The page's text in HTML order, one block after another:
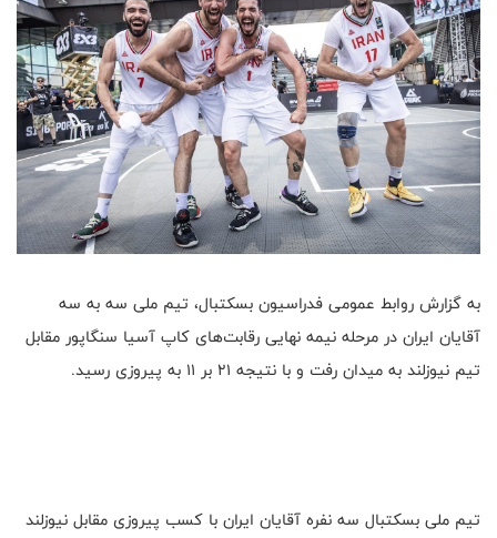
به گزارش روابط عمومی فدراسیون بسکتبال، تیم ملی سه به سه
آقایان ایران در مرحله نیمه نهایی رقابت‌های کاپ آسیا سنگاپور مقابل
تیم نیوزلند به میدان رفت و با نتیجه ۲۱ بر ۱۱ به پیروزی رسید.
تیم ملی بسکتبال سه نفره آقایان ایران با کسب پیروزی مقابل نیوزلند